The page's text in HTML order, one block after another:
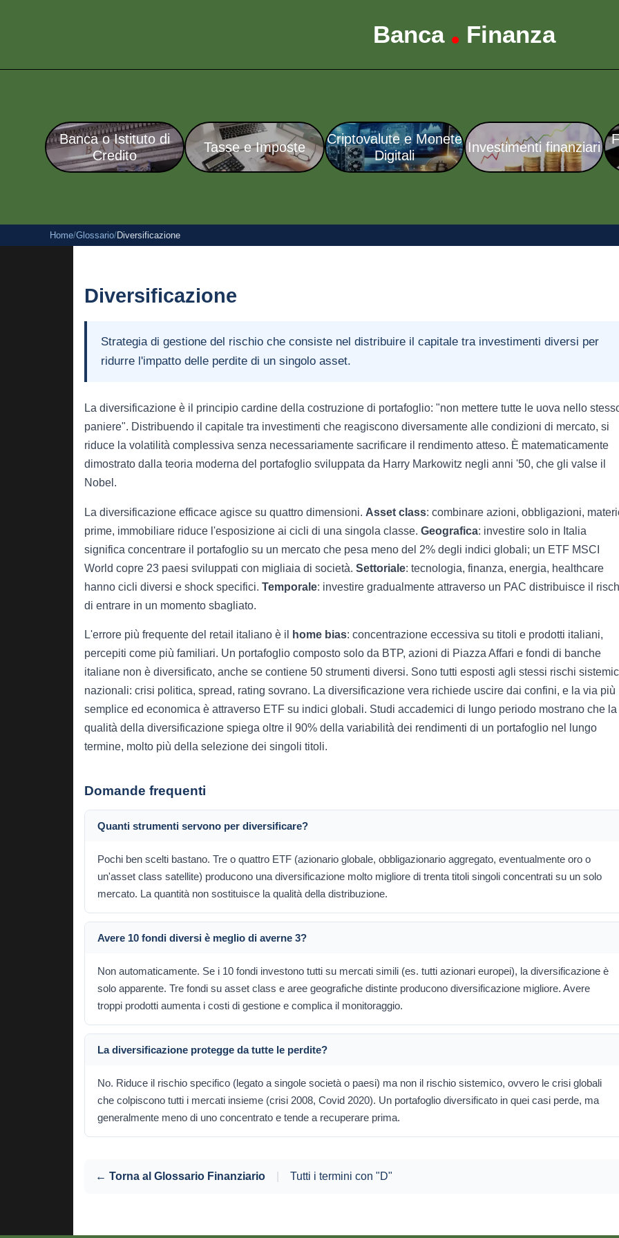
Banca • Finanza
Banca o Istituto di
Credito
Tasse e Imposte
Criptovalute e Monete
Digitali
Investimenti finanziari
Home/Glossario/Diversificazione
Diversificazione
Strategia di gestione del rischio che consiste nel distribuire il capitale tra investimenti diversi per
ridurre l'impatto delle perdite di un singolo asset.
La diversificazione è il principio cardine della costruzione di portafoglio: "non mettere tutte le uova nello
paniere". Distribuendo il capitale tra investimenti che reagiscono diversamente alle condizioni di mercato, si
riduce la volatilità complessiva senza necessariamente sacrificare il rendimento atteso. È matematicamente
dimostrato dalla teoria moderna del portafoglio sviluppata da Harry Markowitz negli anni '50, che gli valse il
Nobel.
La diversificazione efficace agisce su quattro dimensioni. Asset class: combinare azioni, obbligazioni,
prime, immobiliare riduce l'esposizione ai cicli di una singola classe. Geografica: investire solo in Italia
significa concentrare il portafoglio su un mercato che pesa meno del 2% degli indici globali; un ETF MSCI
World copre 23 paesi sviluppati con migliaia di società. Settoriale: tecnologia, finanza, energia, healthcare
hanno cicli diversi e shock specifici. Temporale: investire gradualmente attraverso un PAC distribuisce il
di entrare in un momento sbagliato.
L'errore più frequente del retail italiano è il home bias: concentrazione eccessiva su titoli e prodotti italiani,
percepiti come più familiari. Un portafoglio composto solo da BTP, azioni di Piazza Affari e fondi di banche
italiane non è diversificato, anche se contiene 50 strumenti diversi. Sono tutti esposti agli stessi rischi
nazionali: crisi politica, spread, rating sovrano. La diversificazione vera richiede uscire dai confini, e la via più
semplice ed economica è attraverso ETF su indici globali. Studi accademici di lungo periodo mostrano che la
qualità della diversificazione spiega oltre il 90% della variabilità dei rendimenti di un portafoglio nel lungo
termine, molto più della selezione dei singoli titoli.
Domande frequenti
Quanti strumenti servono per diversificare?
Pochi ben scelti bastano. Tre o quattro ETF (azionario globale, obbligazionario aggregato, eventualmente oro o
un'asset class satellite) producono una diversificazione molto migliore di trenta titoli singoli concentrati su un solo
mercato. La quantità non sostituisce la qualità della distribuzione.
Avere 10 fondi diversi è meglio di averne 3?
Non automaticamente. Se i 10 fondi investono tutti su mercati simili (es. tutti azionari europei), la diversificazione è
solo apparente. Tre fondi su asset class e aree geografiche distinte producono diversificazione migliore. Avere
troppi prodotti aumenta i costi di gestione e complica il monitoraggio.
La diversificazione protegge da tutte le perdite?
No. Riduce il rischio specifico (legato a singole società o paesi) ma non il rischio sistemico, ovvero le crisi globali
che colpiscono tutti i mercati insieme (crisi 2008, Covid 2020). Un portafoglio diversificato in quei casi perde, ma
generalmente meno di uno concentrato e tende a recuperare prima.
← Torna al Glossario Finanziario Tutti i termini con "D"